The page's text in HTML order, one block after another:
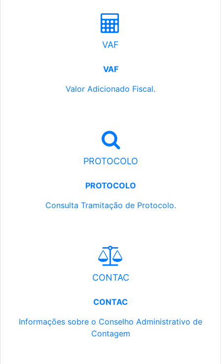
VAF
VAF
Valor Adicionado Fiscal.
PROTOCOLO
PROTOCOLO
Consulta Tramitação de Protocolo.
CONTAC
CONTAC
Informações sobre o Conselho Administrativo de
Contagem